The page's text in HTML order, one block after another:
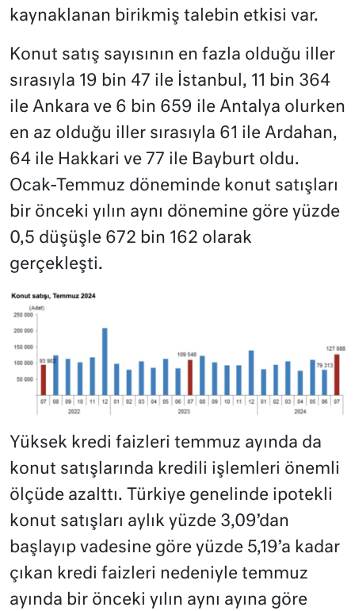
kaynaklanan birikmiş talebin etkisi var.
Konut satış sayısının en fazla olduğu iller
sırasıyla 19 bin 47 ile İstanbul, 11 bin 364
ile Ankara ve 6 bin 659 ile Antalya olurken
en az olduğu iller sırasıyla 61 ile Ardahan,
64 ile Hakkari ve 77 ile Bayburt oldu.
Ocak-Temmuz döneminde konut satışları
bir önceki yılın aynı dönemine göre yüzde
0,5 düşüşle 672 bin 162 olarak
gerçekleşti.
Yüksek kredi faizleri temmuz ayında da
konut satışlarında kredili işlemleri önemli
ölçüde azalttı. Türkiye genelinde ipotekli
konut satışları aylık yüzde 3,09’dan
başlayıp vadesine göre yüzde 5,19’a kadar
çıkan kredi faizleri nedeniyle temmuz
ayında bir önceki yılın aynı ayına göre